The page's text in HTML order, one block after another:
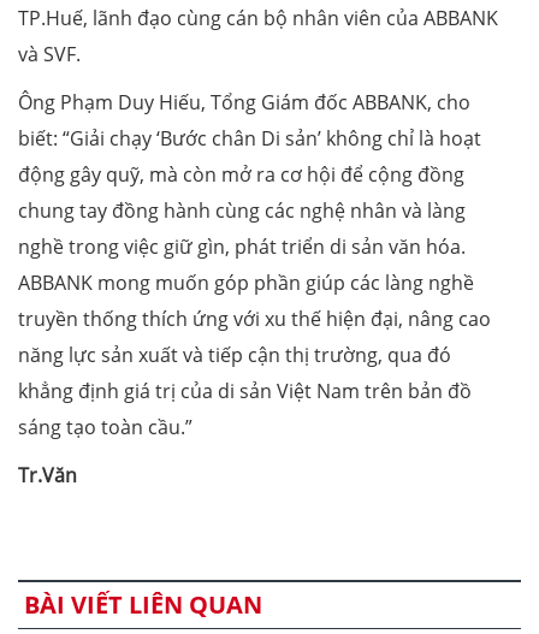
TP.Huế, lãnh đạo cùng cán bộ nhân viên của ABBANK
và SVF.
Ông Phạm Duy Hiếu, Tổng Giám đốc ABBANK, cho
biết: “Giải chạy ‘Bước chân Di sản’ không chỉ là hoạt
động gây quỹ, mà còn mở ra cơ hội để cộng đồng
chung tay đồng hành cùng các nghệ nhân và làng
nghề trong việc giữ gìn, phát triển di sản văn hóa.
ABBANK mong muốn góp phần giúp các làng nghề
truyền thống thích ứng với xu thế hiện đại, nâng cao
năng lực sản xuất và tiếp cận thị trường, qua đó
khẳng định giá trị của di sản Việt Nam trên bản đồ
sáng tạo toàn cầu.”
Tr.Văn
BÀI VIẾT LIÊN QUAN